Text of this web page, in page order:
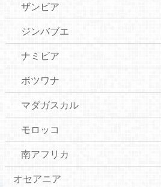
ザンビア
ジンバブエ
ナミビア
ボツワナ
マダガスカル
モロッコ
南アフリカ
オセアニア